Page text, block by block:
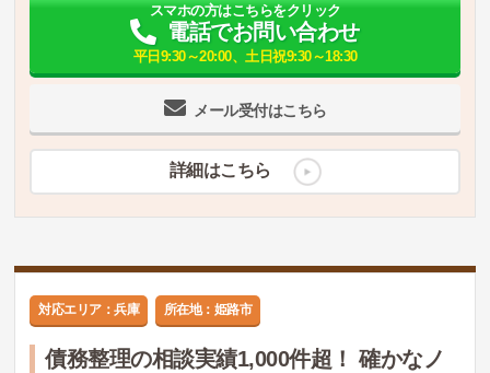
メール受付はこちら
スマホの方はこちらをクリック
電話でお問い合わせ
平日9:30～20:00、土日祝9:30～18:30
詳細はこちら
対応エリア：兵庫 所在地：姫路市
債務整理の相談実績1,000件超！ 確かなノ